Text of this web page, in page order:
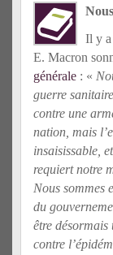
Il y a
E. Macron
générale : «
guerre
contre une
nation, mais
insaisissable,
requiert notre
Nous sommes
du
être désormais
contre